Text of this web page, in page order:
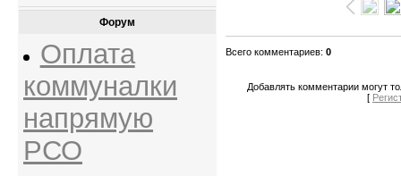
Форум
Оплата
коммуналки
напрямую
РСО
Всего комментариев: 0
Добавлять комментарии могут
[